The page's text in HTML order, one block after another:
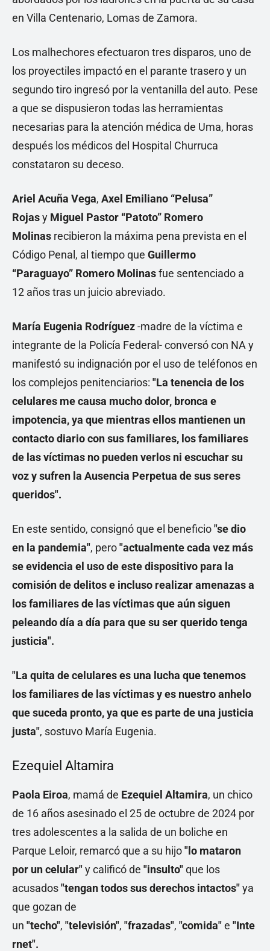
en Villa Centenario, Lomas de Zamora.
Los malhechores efectuaron tres disparos, uno de
los proyectiles impactó en el parante trasero y un
segundo tiro ingresó por la ventanilla del auto. Pese
a que se dispusieron todas las herramientas
necesarias para la atención médica de Uma, horas
después los médicos del Hospital Churruca
constataron su deceso.
Ariel Acuña Vega, Axel Emiliano “Pelusa”
Rojasy Miguel Pastor “Patoto” Romero
Molinas recibieron la máxima pena prevista en el
Código Penal, al tiempo que Guillermo
“Paraguayo” Romero Molinasfue sentenciado a
12 años tras un juicio abreviado.
María Eugenia Rodríguez-madre de la víctima e
integrante de la Policía Federal- conversó con NA y
manifestó su indignación por el uso de teléfonos en
los complejos penitenciarios: "La tenencia de los
celulares me causa mucho dolor, bronca e
impotencia, ya que mientras ellos mantienen un
contacto diario con sus familiares, los familiares
de las víctimas no pueden verlos ni escuchar su
voz y sufren la Ausencia Perpetua de sus seres
queridos".
En este sentido, consignó que el beneficio"se dio
en la pandemia", pero"actualmente cada vez más
se evidencia el uso de este dispositivo para la
comisión de delitos e incluso realizar amenazas a
los familiares de las víctimas que aún siguen
peleando día a día para que su ser querido tenga
justicia".
"La quita de celulares es una lucha que tenemos
los familiares de las víctimas y es nuestro anhelo
que suceda pronto, ya que es parte de una justicia
justa", sostuvo María Eugenia.
Ezequiel Altamira
Paola Eiroa, mamá de Ezequiel Altamira, un chico
de 16 años asesinado el 25 de octubre de 2024 por
tres adolescentes a la salida de un boliche en
Parque Leloir, remarcó que a su hijo"lo mataron
por un celular"y calificó de "insulto"que los
acusados"tengan todos sus derechos intactos"ya
que gozan de
un "techo", "televisión", "frazadas", "comida"e "Inte
rnet".